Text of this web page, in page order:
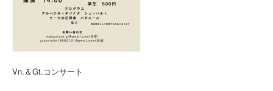
Vn.＆Gt.コンサート